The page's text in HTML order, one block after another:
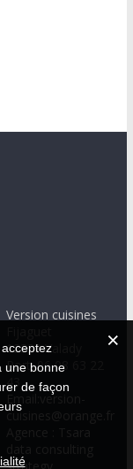
Version cuisines
12330 Valady
Port. 06 08 63 22
43
Email:version-
cuisines@orange.fr
une bonne
de façon